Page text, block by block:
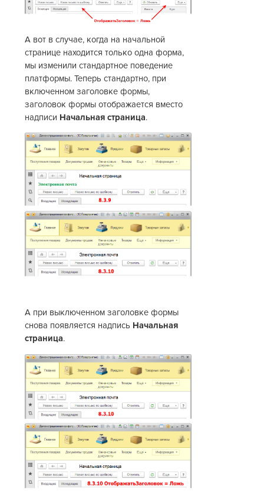
А вот в случае, когда на начальной
странице находится только одна форма,
мы изменили стандартное поведение
платформы. Теперь стандартно, при
включенном заголовке формы,
заголовок формы отображается вместо
надписи Начальная страница.
А при выключенном заголовке формы
снова появляется надпись Начальная
страница.